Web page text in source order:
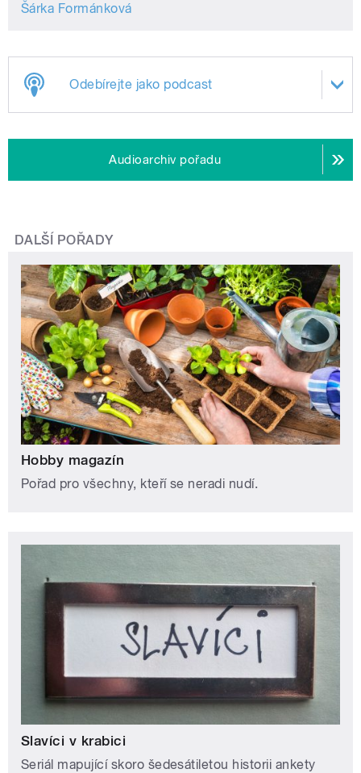
Šárka Formánková
Odebírejte jako podcast
Audioarchiv pořadu
DALŠÍ POŘADY
Hobby magazín
Pořad pro všechny, kteří se neradi nudí.
Slavíci v krabici
Seriál mapující skoro šedesátiletou historii ankety